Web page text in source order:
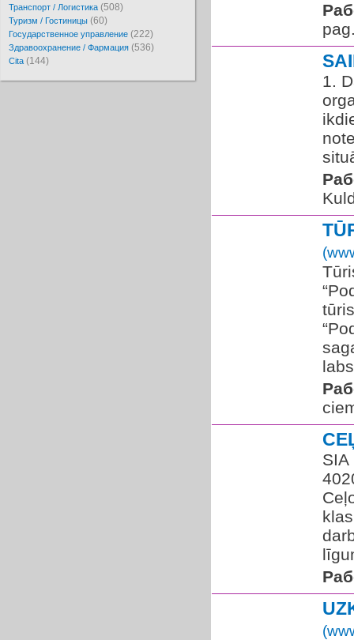
Транспорт / Логистика (508)
Туризм / Гостиницы (60)
Государственное управление (222)
Здравоохранение / Фармация (536)
Cita (144)
1.
SIA